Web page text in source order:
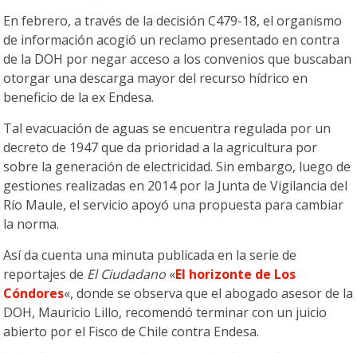
En febrero, a través de la decisión C479-18, el organismo
de información acogió un reclamo presentado en contra
de la DOH por negar acceso a los convenios que buscaban
otorgar una descarga mayor del recurso hídrico en
beneficio de la ex Endesa.
Tal evacuación de aguas se encuentra regulada por un
decreto de 1947 que da prioridad a la agricultura por
sobre la generación de electricidad. Sin embargo, luego de
gestiones realizadas en 2014 por la Junta de Vigilancia del
Río Maule, el servicio apoyó una propuesta para cambiar
la norma.
Así da cuenta una minuta publicada en la serie de
reportajes de El Ciudadano «El horizonte de Los
Cóndores«, donde se observa que el abogado asesor de la
DOH, Mauricio Lillo, recomendó terminar con un juicio
abierto por el Fisco de Chile contra Endesa.